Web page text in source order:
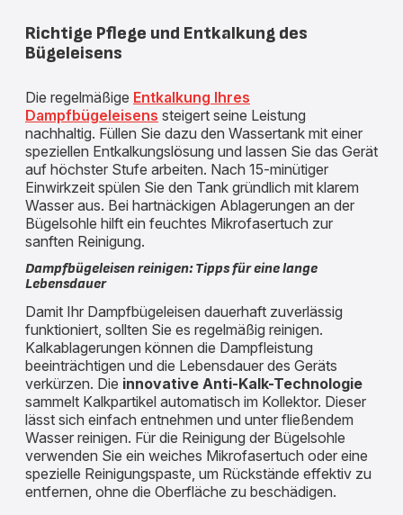
Richtige Pflege und Entkalkung des
Bügeleisens
Die regelmäßige Entkalkung Ihres
Dampfbügeleisens steigert seine Leistung
nachhaltig. Füllen Sie dazu den Wassertank mit einer
speziellen Entkalkungslösung und lassen Sie das Gerät
auf höchster Stufe arbeiten. Nach 15-minütiger
Einwirkzeit spülen Sie den Tank gründlich mit klarem
Wasser aus. Bei hartnäckigen Ablagerungen an der
Bügelsohle hilft ein feuchtes Mikrofasertuch zur
sanften Reinigung.
Dampfbügeleisen reinigen: Tipps für eine lange
Lebensdauer
Damit Ihr Dampfbügeleisen dauerhaft zuverlässig
funktioniert, sollten Sie es regelmäßig reinigen.
Kalkablagerungen können die Dampfleistung
beeinträchtigen und die Lebensdauer des Geräts
verkürzen. Die innovative Anti-Kalk-Technologie
sammelt Kalkpartikel automatisch im Kollektor. Dieser
lässt sich einfach entnehmen und unter fließendem
Wasser reinigen. Für die Reinigung der Bügelsohle
verwenden Sie ein weiches Mikrofasertuch oder eine
spezielle Reinigungspaste, um Rückstände effektiv zu
entfernen, ohne die Oberfläche zu beschädigen.